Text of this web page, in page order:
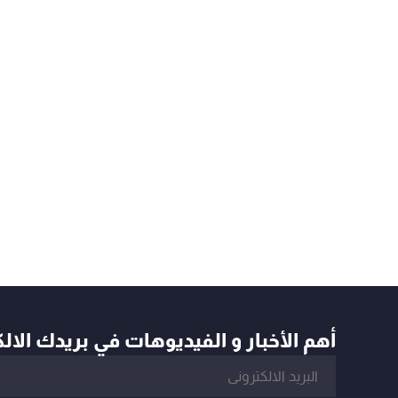
أهم الأخبار و الفيديوهات في بريدك